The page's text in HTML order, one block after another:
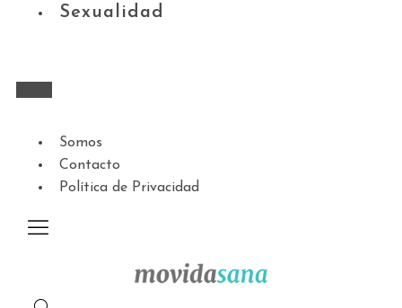
Sexualidad
Somos
Contacto
Política de Privacidad